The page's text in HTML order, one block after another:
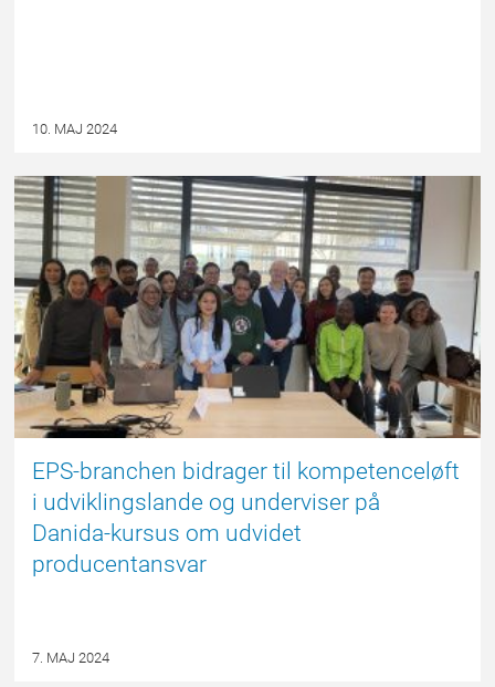
10. MAJ 2024
EPS-branchen bidrager til kompetenceløft
i udviklingslande og underviser på
Danida-kursus om udvidet
producentansvar
7. MAJ 2024
EPSBLOGGEN